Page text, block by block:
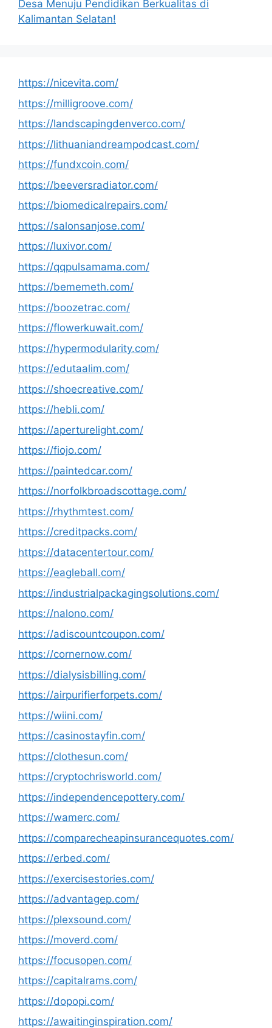
Desa Menuju Pendidikan Berkualitas di
Kalimantan Selatan!
https://nicevita.com/
https://milligroove.com/
https://landscapingdenverco.com/
https://lithuaniandreampodcast.com/
https://fundxcoin.com/
https://beeversradiator.com/
https://biomedicalrepairs.com/
https://salonsanjose.com/
https://luxivor.com/
https://qqpulsamama.com/
https://bememeth.com/
https://boozetrac.com/
https://flowerkuwait.com/
https://hypermodularity.com/
https://edutaalim.com/
https://shoecreative.com/
https://hebli.com/
https://aperturelight.com/
https://fiojo.com/
https://paintedcar.com/
https://norfolkbroadscottage.com/
https://rhythmtest.com/
https://creditpacks.com/
https://datacentertour.com/
https://eagleball.com/
https://industrialpackagingsolutions.com/
https://nalono.com/
https://adiscountcoupon.com/
https://cornernow.com/
https://dialysisbilling.com/
https://airpurifierforpets.com/
https://wiini.com/
https://casinostayfin.com/
https://clothesun.com/
https://cryptochrisworld.com/
https://independencepottery.com/
https://wamerc.com/
https://comparecheapinsurancequotes.com/
https://erbed.com/
https://exercisestories.com/
https://advantagep.com/
https://plexsound.com/
https://moverd.com/
https://focusopen.com/
https://capitalrams.com/
https://dopopi.com/
https://awaitinginspiration.com/